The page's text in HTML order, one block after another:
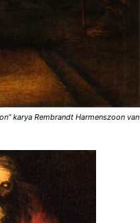
karya Rembrandt Harmenszoon van